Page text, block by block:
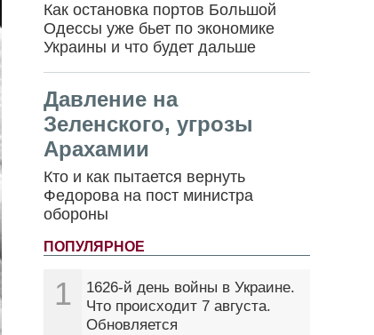
Как остановка портов Большой
Одессы уже бьет по экономике
Украины и что будет дальше
Давление на
Зеленского, угрозы
Арахамии
Кто и как пытается вернуть
Федорова на пост министра
обороны
ПОПУЛЯРНОЕ
1
1626-й день войны в Украине.
Что происходит 7 августа.
Обновляется